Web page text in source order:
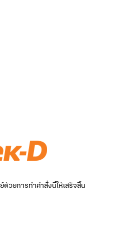
วยการทำคำสั่งนี้ให้เสร็จสิ้น